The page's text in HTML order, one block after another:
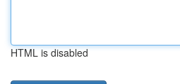
HTML is disabled